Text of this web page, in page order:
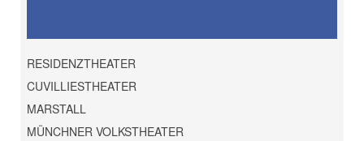
RESIDENZTHEATER
CUVILLIESTHEATER
MARSTALL
MÜNCHNER VOLKSTHEATER